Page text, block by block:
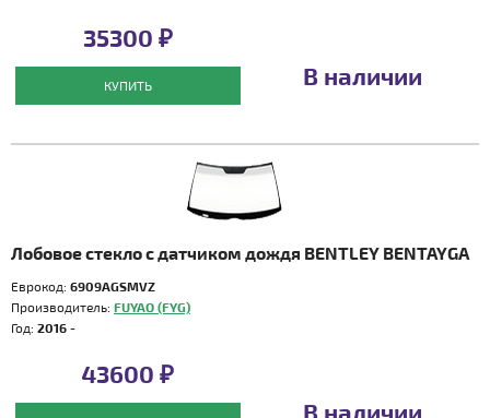
35300 ₽
КУПИТЬ В наличии
Лобовое стекло с датчиком дождя BENTLEY BENTAYGA
Еврокод: 6909AGSMVZ
Производитель: FUYAO (FYG)
Год: 2016 -
43600 ₽
В наличии